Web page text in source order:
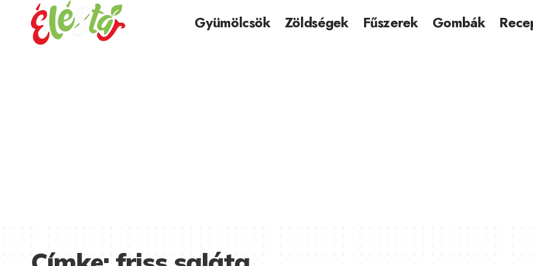
Gyümölcsök Zöldségek Fűszerek Gombák